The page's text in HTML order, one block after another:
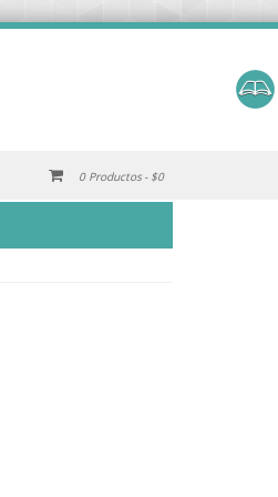
0 Productos $0